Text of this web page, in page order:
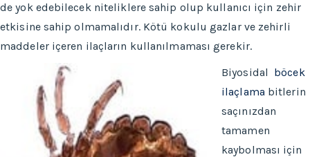
de yok edebilecek niteliklere sahip olup kullanıcı için zehir
etkisine sahip olmamalıdır. Kötü kokulu gazlar ve zehirli
maddeler içeren ilaçların kullanılmaması gerekir.
Biyosidal böcek
ilaçlama bitlerin
saçınızdan
tamamen
kaybolması için